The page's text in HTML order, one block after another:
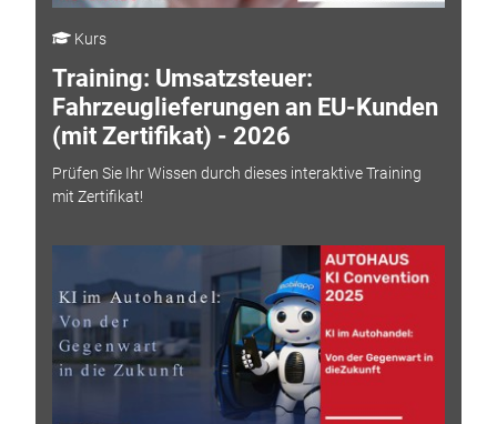
Kurs
Training: Umsatzsteuer:
Fahrzeuglieferungen an EU-Kunden
(mit Zertifikat) - 2026
Prüfen Sie Ihr Wissen durch dieses interaktive Training
mit Zertifikat!